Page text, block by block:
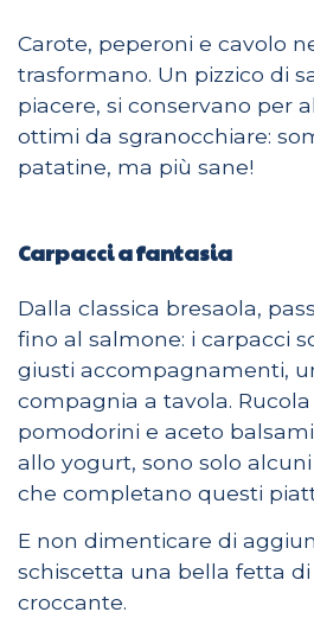
Carote, peperoni e cavolo
trasformano. Un pizzico di
piacere, si conservano per
ottimi da sgranocchiare:
patatine, ma più sane!
Carpacci a fantasia
Dalla classica bresaola,
fino al salmone: i carpacci
giusti accompagnamenti,
compagnia a tavola.
pomodorini e aceto
allo yogurt, sono solo
che completano questi
E non dimenticare di
schiscetta una bella fetta
croccante.